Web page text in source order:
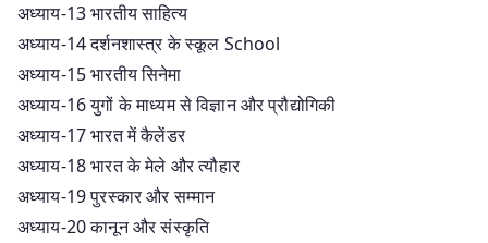
अध्याय-13 भारतीय साहित्य
अध्याय-14 दर्शनशास्त्र के स्कूल School
अध्याय-15 भारतीय सिनेमा
अध्याय-16 युगों के माध्यम से विज्ञान और प्रौद्योगिकी
अध्याय-17 भारत में कैलेंडर
अध्याय-18 भारत के मेले और त्यौहार
अध्याय-19 पुरस्कार और सम्मान
अध्याय-20 कानून और संस्कृति